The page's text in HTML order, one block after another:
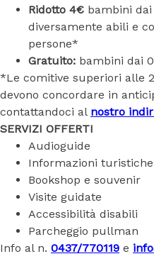
Ridotto 4€ bambini dai
diversamente abili e
persone*
Gratuito: bambini dai
*Le comitive superiori alle
devono concordare in
contattandoci al nostro
SERVIZI OFFERTI
Audioguide
Informazioni turistiche
Bookshop e souvenir
Visite guidate
Accessibilità disabili
Parcheggio pullman
Info al n. 0437/770119 e